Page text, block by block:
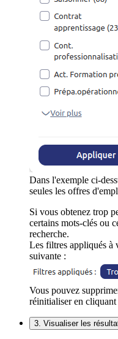
Dans l'exemple ci-
seules les offres
Si vous obtenez trop
certains mots-clés ou
recherche.
Les filtres appliqués à
suivante :
Vous pouvez
réinitialiser en
3. Visualiser les